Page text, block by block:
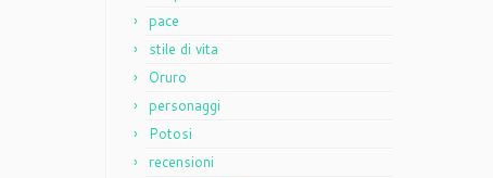
pace
stile di vita
Oruro
personaggi
Potosi
recensioni